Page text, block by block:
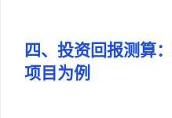
四、投资回报测算
项目为例